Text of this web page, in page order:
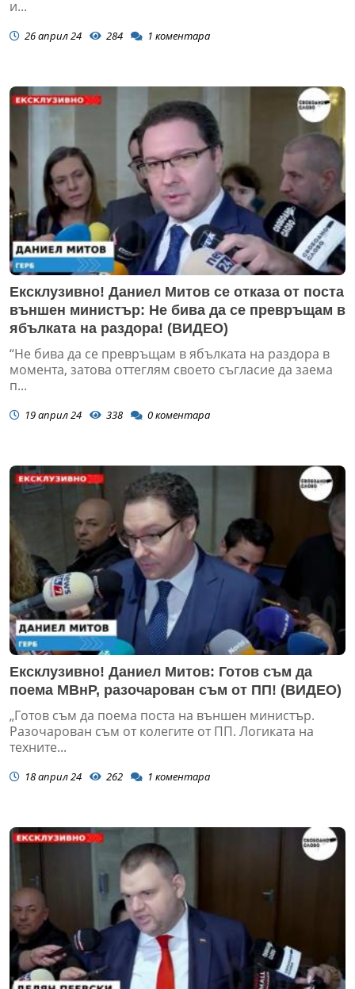
и...
26 април 24 284 1 коментара
Ексклузивно! Даниел Митов се отказа от поста
външен министър: Не бива да се превръщам в
ябълката на раздора! (ВИДЕО)
“Не бива да се превръщам в ябълката на раздора в
момента, затова оттеглям своето съгласие да заема
п...
19 април 24 338 0коментара
Ексклузивно! Даниел Митов: Готов съм да
поема МВнР, разочарован съм от ПП! (ВИДЕО)
„Готов съм да поема поста на външен министър.
Разочарован съм от колегите от ПП. Логиката на
техните...
18 април 24 262 1 коментара